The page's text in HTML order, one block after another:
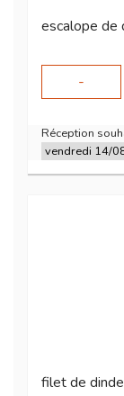
escalope de
-
Réception
filet de dinde